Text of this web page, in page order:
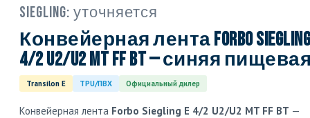
Siegling: уточняется
Конвейерная лента Forbo Siegling
4/2 U2/U2 MT FF BT — синяя
Transilon E TPU/ПВХ Официальный дилер
Конвейерная лента Forbo Siegling E 4/2 U2/U2 MT FF BT —